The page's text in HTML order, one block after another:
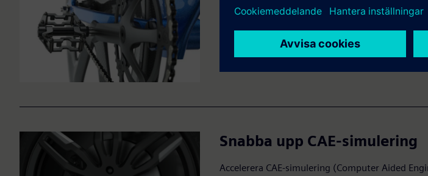
Gå bortom gränserna för CPU-baserade
belysningsrenderare som ger nästan perfekt
skapar fantastiska fotorealistiska scener och
Snabba upp CAE-simulering
Accelerera CAE-simulering (Computer Aided